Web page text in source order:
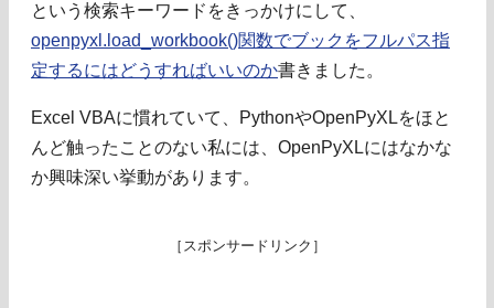
という検索キーワードをきっかけにして、
openpyxl.load_workbook()関数でブックをフルパス指
定するにはどうすればいいのか書きました。
Excel VBAに慣れていて、PythonやOpenPyXLをほと
んど触ったことのない私には、OpenPyXLにはなかな
か興味深い挙動があります。
［スポンサードリンク］